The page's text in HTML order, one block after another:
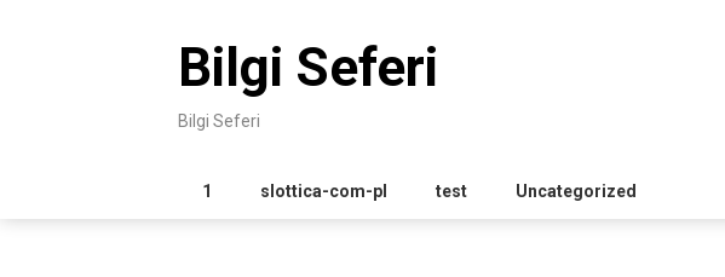
Bilgi Seferi
Bilgi Seferi
1 slottica-com-pl test Uncategorized